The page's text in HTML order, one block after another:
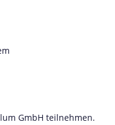
GmbH teilnehmen.